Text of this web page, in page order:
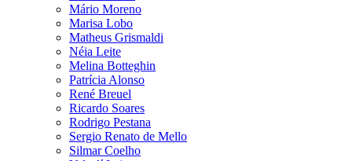
Mário Moreno
Marisa Lobo
Matheus Grismaldi
Néia Leite
Melina Botteghin
Patrícia Alonso
René Breuel
Ricardo Soares
Rodrigo Pestana
Sergio Renato de Mello
Silmar Coelho